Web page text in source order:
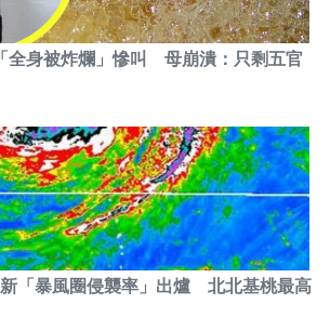
全身被炸爛」慘叫 母崩潰：只剩五官
「暴風圈侵襲率」出爐 北北基桃最高